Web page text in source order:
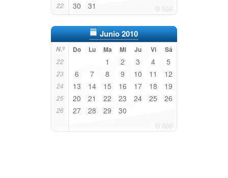
22 30 31
Junio 2010
N.º Do Lu Ma Mi Ju Vi Sá
22 1 2 3 4 5
23 6 7 8 9 10 11 12
24 13 14 15 16 17 18 19
25 20 21 22 23 24 25 26
26 27 28 29 30